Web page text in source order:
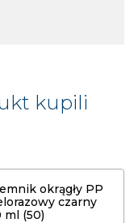
kupili
okrągły PP
czarny
ml (50)